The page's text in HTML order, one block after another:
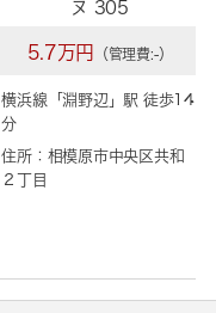
ヌ 305
5.7万円 （管理費:-）
横浜線「淵野辺 」駅 徒歩14
分
住所：相模原市中央区共和
２丁目